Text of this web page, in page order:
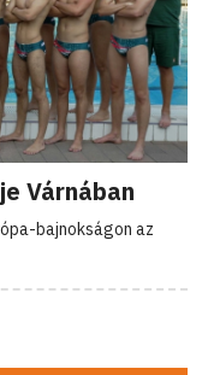
Várnában
bajnokságon az